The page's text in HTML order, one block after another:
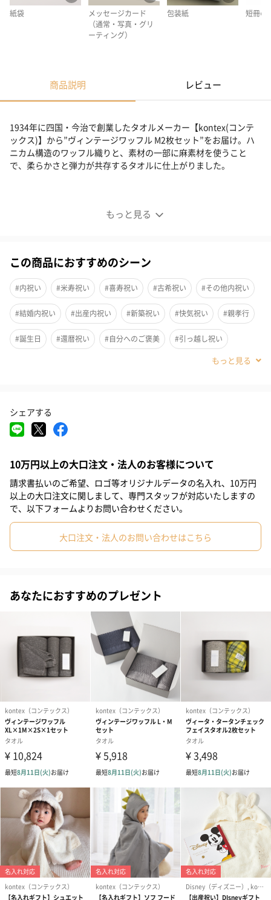
紙袋
メッセージカード
（通常・写真・グリ
ーティング）
包装紙 短冊の
商品説明 レビュー
もっと見る
1934年に四国・今治で創業したタオルメーカー【kontex(コンテ
ックス)】から”ヴィンテージワッフル M2枚セット”をお届け。ハ
ニカム構造のワッフル織りと、素材の一部に麻素材を使うこと
で、柔らかさと弾力が共存するタオルに仕上がりました。
癖になる拭き心地と安心感があるタオルになります。
ハニカム構造のワッフル織りと、素材の一部に麻素材を使うこと
で、柔らかさと弾力が共存するタオルに仕上がりました。
そのデザイン性と落ち着いた雰囲気はインテリアと非常に相性の
いい商品です。
ボリューム感のあるワッフル織りなので、ご使用時に肌に接する
水分をふき取ってもベタつきが少なく、素材に麻を使用すること
で清涼感のある使い心地になりました。
通気性の良いワッフル織りは、通常のパイルタオルより乾きが早
く、部屋干しが増える梅雨の時期や、気温の低い冬場のご使用に
もおススメです。
奥行のあるカラー
小さめのワッフルでインテリアにも相性が良いです。
綿と麻の糸を使用しており色の染まり方が違うため奥行きのある
【kontex(コンテックス)】
【kontex(コンテックス)】は1934年に四国・今治で創業したタオ
ルメーカーです。
「幸福の肌触り」をコンセプトに、使う人にとって最も良いカタ
チを思い浮かべながら、厳選した素材を使い、日本国内で安心・
安全なタオル作りを行っています。
ご自宅用にも、、贈り物としても、、
この商品におすすめのシーン
#内祝い #米寿祝い #喜寿祝い #古希祝い #その他内祝い
#結婚内祝い #出産内祝い #新築祝い #快気祝い #親孝行
#誕生日 #還暦祝い #自分へのご褒美 #引っ越し祝い
#母の日
#部下男性
#親戚男性
#小学生高学年の女の子 #男子中学生 #女子中学生
#男子高校生 #女子高校生 #祖母 #彼氏 #女友達
#男友達 #男性 #女性 #夫 #妻 #父親
#祖父 #上司女性 #上司男性 #同僚女性
#20代前半 #20代後半 #30代 #40代
#60代
シェアする
10万円以上の大口注文・法人のお客様について
請求書払いのご希望、ロゴ等オリジナルデータの名入れ、10万円
以上の大口注文に関しまして、専門スタッフが対応いたしますの
で、以下フォームよりお問い合わせください。
大口注文・法人のお問い合わせはこちら
あなたにおすすめのプレゼント